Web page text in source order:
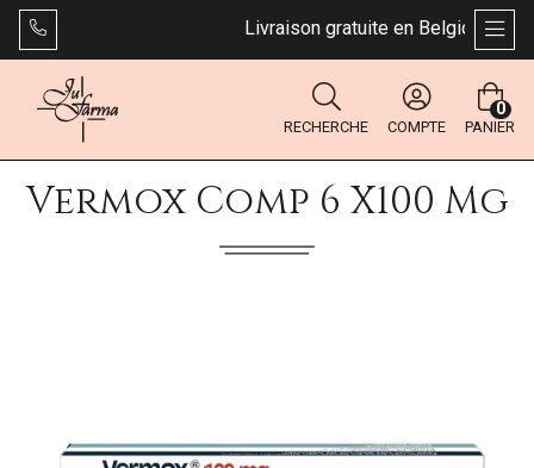
Livraison gratuite en Belgique dès
RECHERCHE COMPTE PANIER
0
Vermox Comp 6 X100 Mg